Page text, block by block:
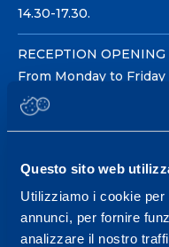
Questo sito web
Utilizziamo i cookie
annunci, per fornire
analizzare il nostro
14.30-17.30.
RECEPTION OPENING
From Monday to Friday
08.30 - 18.30
Service
being.